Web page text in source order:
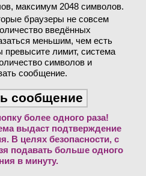
максимум 2048 символов.
браузеры не совсем
введённых
меньшим, чем есть
лимит, система
символов и
сообщение.
более одного раза!
выдаст подтверждение
В целях безопасности, с
подавать больше одного
в минуту.